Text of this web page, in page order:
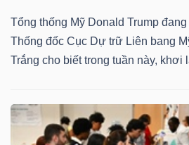
Tổng thống Mỹ Donald Trump đang
Thống đốc Cục Dự trữ Liên bang
Trắng cho biết trong tuần này, khơi